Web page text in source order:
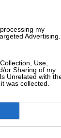
my
Advertising.
Use,
or Sharing of my
Unrelated with
was collected.
Aktualności
sklepu
prywatności